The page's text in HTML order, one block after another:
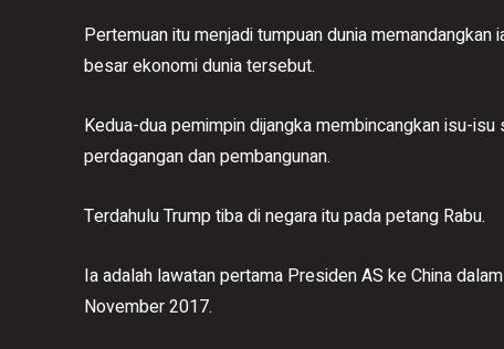
Pertemuan itu menjadi tumpuan dunia
besar ekonomi dunia tersebut.
Kedua-dua pemimpin dijangka membincangkan isu-
perdagangan dan pembangunan.
Terdahulu Trump tiba di negara itu pada petang Rabu.
Ia adalah lawatan pertama Presiden AS ke China
November 2017.